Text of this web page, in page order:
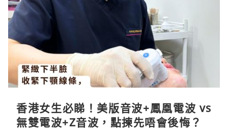
香港女生必睇！美版音波+鳳凰電波 vs
無雙電波+Z音波，點揀先唔會後悔？